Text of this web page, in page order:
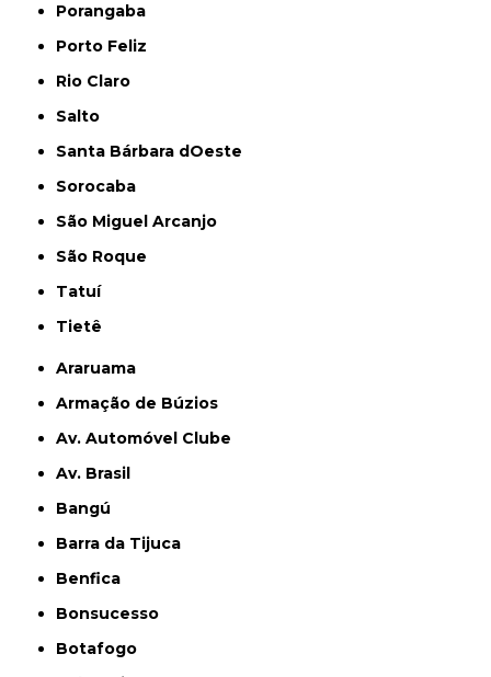
Porangaba
Porto Feliz
Rio Claro
Salto
Santa Bárbara dOeste
Sorocaba
São Miguel Arcanjo
São Roque
Tatuí
Tietê
Araruama
Armação de Búzios
Av. Automóvel Clube
Av. Brasil
Bangú
Barra da Tijuca
Benfica
Bonsucesso
Botafogo